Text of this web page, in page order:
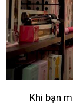
Khi bạn